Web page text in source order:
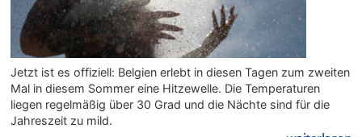
Jetzt ist es offiziell: Belgien erlebt in diesen Tagen zum zweiten
Mal in diesem Sommer eine Hitzewelle. Die Temperaturen
liegen regelmäßig über 30 Grad und die Nächte sind für die
Jahreszeit zu mild.